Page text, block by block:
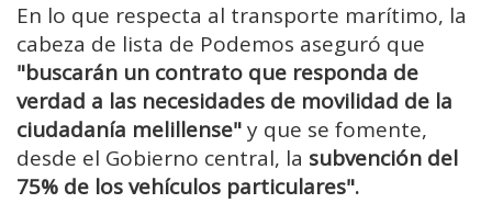
En lo que respecta al transporte marítimo, la
cabeza de lista de Podemos aseguró que
"buscarán un contrato que responda de
verdad a las necesidades de movilidad de la
ciudadanía melillense"y que se fomente,
desde el Gobierno central, la subvención del
75% de los vehículos particulares".